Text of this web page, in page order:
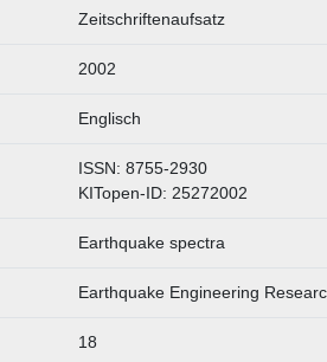
Zeitschriftenaufsatz
2002
Englisch
ISSN: 8755-2930
KITopen-ID: 25272002
Earthquake spectra
Earthquake Engineering
18